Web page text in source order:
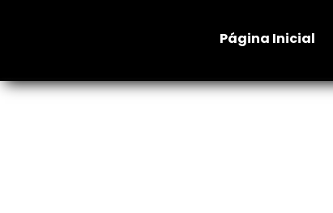
Página Inicial
Página Inicial Sobre nós